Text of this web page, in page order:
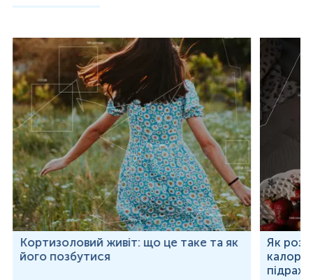
Кортизоловий живіт: що це таке та як
його позбутися
Як